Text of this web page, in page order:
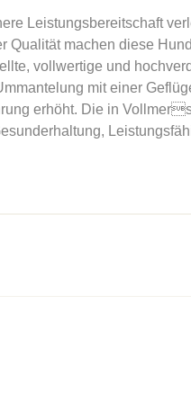
Leistungsbereitschaft
Qualität machen diese
vollwertige und
mit einer
erhöht. Die in